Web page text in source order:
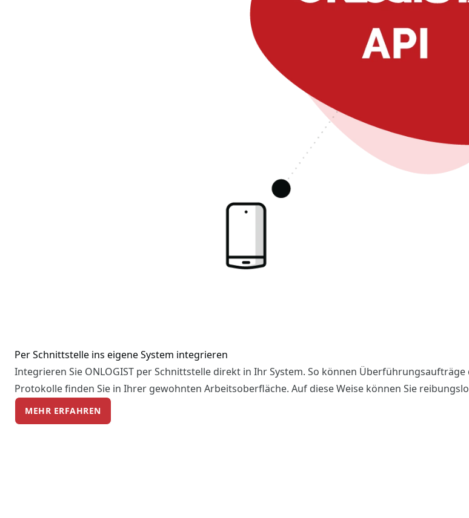
Per Schnittstelle ins eigene System integrieren
Integrieren Sie ONLOGIST per Schnittstelle direkt in Ihr System. So können
Protokolle finden Sie in Ihrer gewohnten Arbeitsoberfläche. Auf diese Weise können Sie
MEHR ERFAHREN